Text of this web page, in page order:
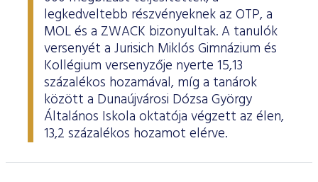
legkedveltebb részvényeknek az OTP, a
MOL és a ZWACK bizonyultak. A tanulók
versenyét a Jurisich Miklós Gimnázium és
Kollégium versenyzője nyerte 15,13
százalékos hozamával, míg a tanárok
között a Dunaújvárosi Dózsa György
Általános Iskola oktatója végzett az élen,
13,2 százalékos hozamot elérve.